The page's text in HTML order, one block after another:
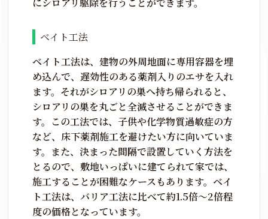
ベイト工法
ベイト工法は、建物の外周地面に専用容器を埋
め込んで、遅効性のある薬剤入りのエサを入れ
ます。それがシロアリの巣へ持ち帰られると、
シロアリの巣を丸ごと全滅させることができま
す。この工法では、子供や化学物質過敏症の方
など、床下薬剤施工を避けたい方に向いていま
す。また、決まった間隔で設置していく方法を
とるので、敷地いっぱいに建てられて家では、
施工することが困難なケースもあります。ベイ
ト工法は、バリア工法に比べて約1.5倍～2倍程
度の価格となっています。